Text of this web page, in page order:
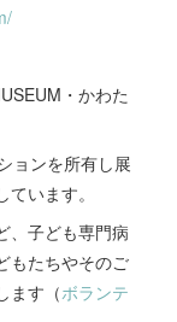
・かわた
ョンを所有し展
います。
、子ども専門病
もたちやそのご
ます（ボランテ